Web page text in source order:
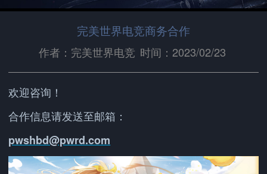
完美世界电竞商务合作
作者：完美世界电竞 时间：2023/02/23
欢迎咨询！
合作信息请发送至邮箱：
pwshbd@pwrd.com